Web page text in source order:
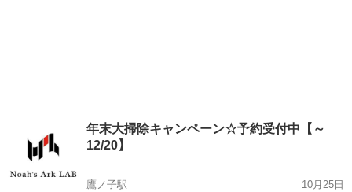
年末大掃除キャンペーン☆予約受付中【～
12/20】
鷹ノ子駅
10月25日